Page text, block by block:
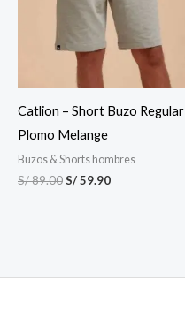
Catlion – Short Buzo Regular
Plomo Melange
Buzos & Shorts hombres
S/89.00S/59.90